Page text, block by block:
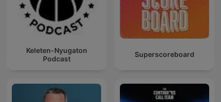
Keleten-Nyugaton
Podcast
Superscoreboard